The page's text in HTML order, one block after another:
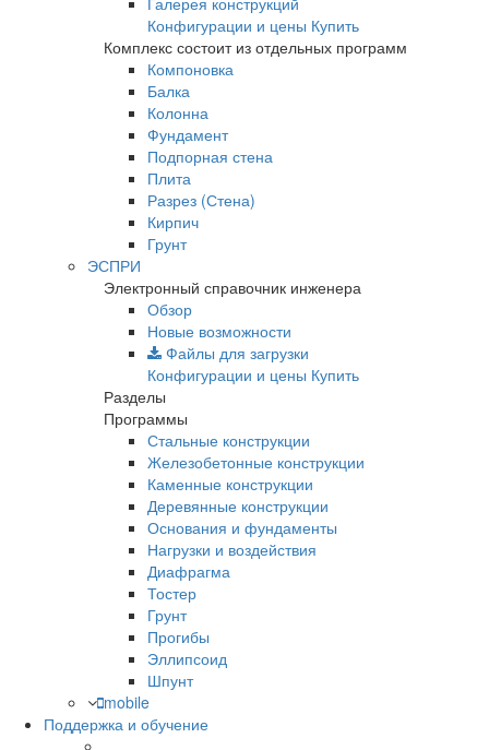
Конфигурации и цены Купить
Комплекс состоит из отдельных программ
Компоновка
Балка
Колонна
Фундамент
Подпорная стена
Плита
Разрез (Стена)
Кирпич
Грунт
ЭСПРИ
Электронный справочник инженера
Обзор
Новые возможности
Файлы для загрузки
Конфигурации и цены Купить
Разделы
Программы
Стальные конструкции
Железобетонные конструкции
Каменные конструкции
Деревянные конструкции
Основания и фундаменты
Нагрузки и воздействия
Диафрагма
Тостер
Грунт
Прогибы
Эллипсоид
Шпунт
mobile
Поддержка и обучение